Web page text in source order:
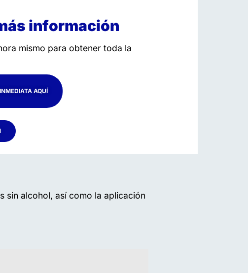
información
mismo para obtener toda la
AQUÍ
sin alcohol, así como la aplicación